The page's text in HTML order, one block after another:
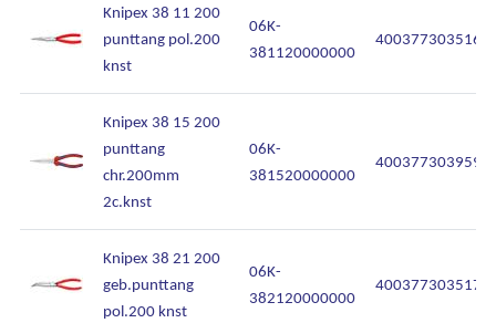
Knipex 38 11 200
punttang pol.200
knst
06K-
381120000000
4003773035169
Knipex 38 15 200
punttang
chr.200mm
2c.knst
06K-
381520000000
4003773039594
Knipex 38 21 200
geb.punttang
pol.200 knst
06K-
382120000000
4003773035176